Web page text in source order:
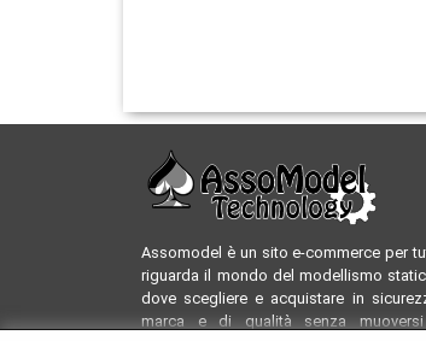
Assomodel è un sito e-commerce per
riguarda il mondo del modellismo
dove scegliere e acquistare in
marca e di qualità senza